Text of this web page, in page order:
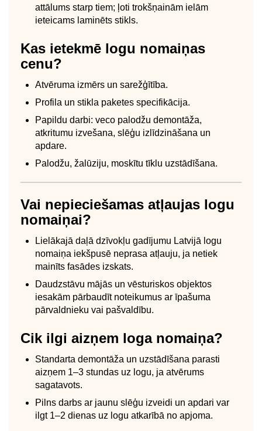
attālums starp tiem; ļoti trokšņainām ielām
ieteicams laminēts stikls.
Kas ietekmē logu nomaiņas
cenu?
Atvēruma izmērs un sarežģītība.
Profila un stikla paketes specifikācija.
Papildu darbi: veco palodžu demontāža,
atkritumu izvešana, slēģu izlīdzināšana un
apdare.
Palodžu, žalūziju, moskītu tīklu uzstādīšana.
Vai nepieciešamas atļaujas logu
nomaiņai?
Lielākajā daļā dzīvokļu gadījumu Latvijā logu
nomaiņa iekšpusē neprasa atļauju, ja netiek
mainīts fasādes izskats.
Daudzstāvu mājās un vēsturiskos objektos
iesakām pārbaudīt noteikumus ar īpašuma
pārvaldnieku vai pašvaldību.
Cik ilgi aizņem loga nomaiņa?
Standarta demontāža un uzstādīšana parasti
aizņem 1–3 stundas uz logu, ja atvērums
sagatavots.
Pilns darbs ar jaunu slēģu izveidi un apdari var
ilgt 1–2 dienas uz logu atkarībā no apjoma.